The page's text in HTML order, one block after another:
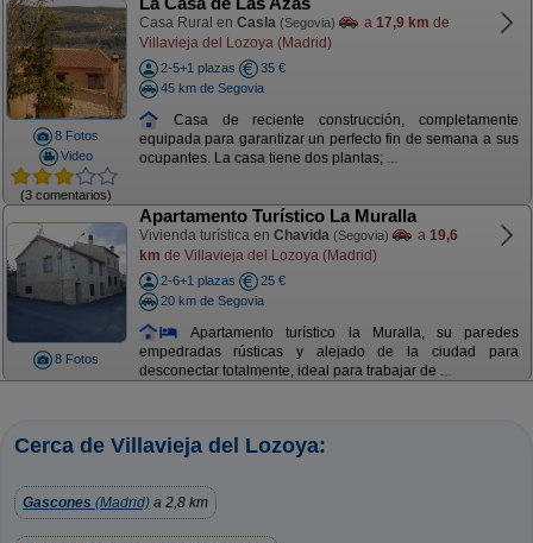
8 Fotos
Video
(3 comentarios)
Casa Rural en Casla (Segovia) a 17,9 km de
Villavieja del Lozoya (Madrid)
2-5+1 plazas
35 €
45 km de Segovia
Casa de reciente construcción, completamente
equipada para garantizar un perfecto fin de semana a sus
ocupantes. La casa tiene dos plantas; ...
8 Fotos
Apartamento Turístico La Muralla
Vivienda turística en Chavida (Segovia) a 19,6
km de Villavieja del Lozoya (Madrid)
2-6+1 plazas
25 €
20 km de Segovia
Apartamento turístico la Muralla, su paredes
empedradas rústicas y alejado de la ciudad para
desconectar totalmente, ideal para trabajar de ...
Cerca de Villavieja del Lozoya:
Gascones (Madrid) a 2,8 km